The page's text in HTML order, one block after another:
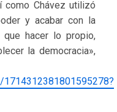
como Chávez utilizó
y acabar con la
que hacer lo propio,
la democracia»,